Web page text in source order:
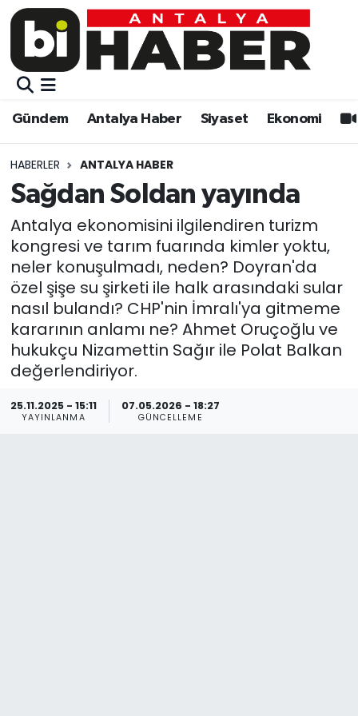
Gündem Antalya Haber Siyaset Ekonomi
HABERLER ANTALYA HABER
Sağdan Soldan yayında
Antalya ekonomisini ilgilendiren turizm
kongresi ve tarım fuarında kimler yoktu,
neler konuşulmadı, neden? Doyran'da
özel şişe su şirketi ile halk arasındaki sular
nasıl bulandı? CHP'nin İmralı'ya gitmeme
kararının anlamı ne? Ahmet Oruçoğlu ve
hukukçu Nizamettin Sağır ile Polat Balkan
değerlendiriyor.
25.11.2025 - 15:11
YAYINLANMA
07.05.2026 - 18:27
GÜNCELLEME
Gündem
Siyaset
Ekonomi
Video
Eğitim
Kültür-sanat
Sağlık
Teknoloji
Gündem
Siyaset
Eğitim
Ekonomi
Kültür-sanat
Sağlık
Spor
Muratpaşa Nöbetçi Eczaneler
Muratpaşa Trafik Yoğunluk Haritası
Süper Lig Puan Durumu ve Fikstür
Tüm Manşetler
Son Dakika Haberleri
Haber Arşivi